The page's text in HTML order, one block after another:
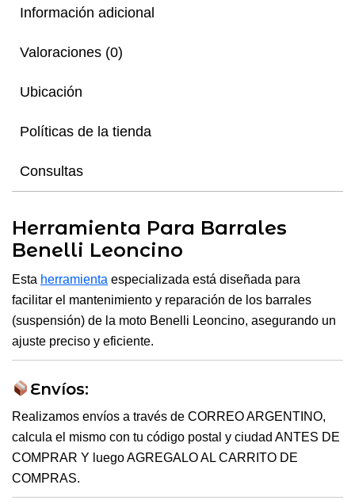
Información adicional
Valoraciones (0)
Ubicación
Políticas de la tienda
Consultas
Herramienta Para Barrales
Benelli Leoncino
Esta herramienta especializada está diseñada para
facilitar el mantenimiento y reparación de los barrales
(suspensión) de la moto Benelli Leoncino, asegurando un
ajuste preciso y eficiente.
Envíos:
Realizamos envíos a través de CORREO ARGENTINO,
calcula el mismo con tu código postal y ciudad ANTES DE
COMPRAR Y luego AGREGALO AL CARRITO DE
COMPRAS.